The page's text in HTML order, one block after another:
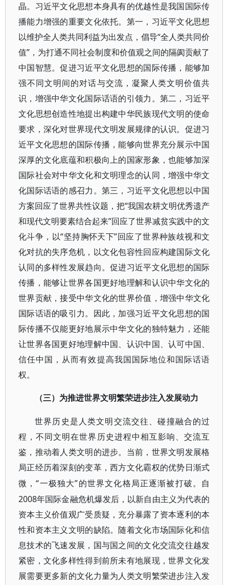
晶。习近平文化思想本身具有的优越性是我国国际传
播能力增强的重要文化依托。第一，习近平文化思想
以维护全人类共同利益为出发点，倡导“全人类共同价
值”，为打通不同社会制度和价值观之间的隔阂贡献了
中国智慧。促进习近平文化思想的国际传播，能够加
强不同文明间的对话与交流，凝聚人类文明价值共
识，增强中华文化国际话语的引领力。第二，习近平
文化思想创造性地提出构建中华民族现代文明的使命
要求，深化对世界现代文明发展规律的认识。促进习
近平文化思想的国际传播，能够向世界充分展示中国
深厚的文化底蕴和积极向上的国家形象，也能够加深
国际社会对中华文化和文明理念的认同，增强中华文
化国际话语的感召力。第三，习近平文化思想以中国
方案回应了世界共性议题，把“我国农耕文明优秀遗产
和现代文明要素结合起来”回应了世界减贫实践中的文
化斗争，以“坚持胸怀天下”回应了世界种族歧视和文
化对抗的失序危机，以文化包容性回应构建国际文化
认同的多样性发展趋向。促进习近平文化思想的国际
传播，能够让世界各国更好地理解和认识中华文化的
世界贡献，接受中华文化的世界价值，增强中华文化
国际话语的吸引力。因此，加强习近平文化思想的国
际传播不仅能更好地展示中华文化的独特魅力，还能
让世界各国更好地理解中国、认识中国、认可中国、
信任中国，从而有效提高我国国际地位和国际话语
权。
（三）为推进世界文明繁荣进步注入发展动力
世界历史是人类文明交流交往、碰撞融合的过
程，不同文明在世界历史进程中相互影响、交流互
鉴，推动着人类文明的进步。当前，世界文明发展格
局正经历着深刻的变革，西方文化霸权的优势日渐式
微，“一极独大”的世界文化格局正逐渐被打破。自
2008年国际金融危机爆发后，以新自由主义为代表的
资本主义价值观广受质疑，充分暴露了资本逐利的本
性和资本主义文明的缺陷。随着文化市场国际化和信
息技术的飞速发展，国与国之间的文化交流交往越发
紧密，文化多样性得到前所未有地展现，世界文化发
展需要更多新的文化力量为人类文明繁荣进步注入发